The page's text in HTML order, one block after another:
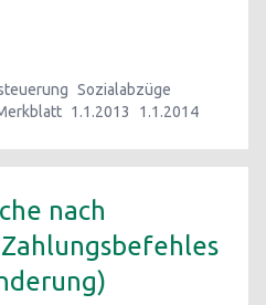
Sozialabzüge
1.1.2013 1.1.2014
nach